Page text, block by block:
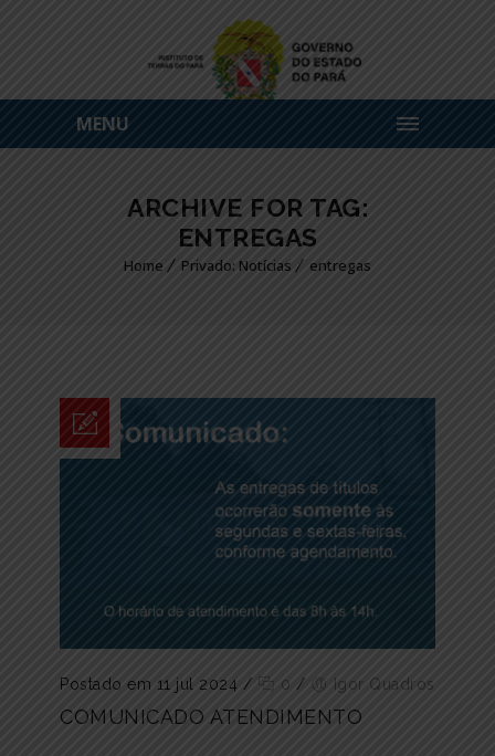
MENU
ARCHIVE FOR TAG:
ENTREGAS
Home Privado: Notícias entregas
Postado em 11 jul 2024 / 0 / Igor Quadros
COMUNICADO ATENDIMENTO